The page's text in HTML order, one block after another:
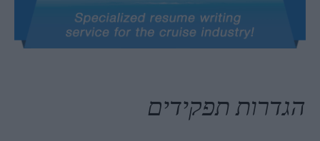
הגדרות תפקידים